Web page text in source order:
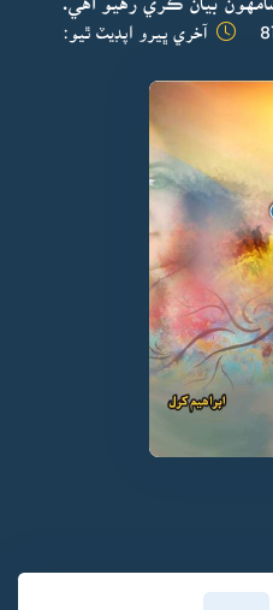
آخري ڀيرو اپڊيٽ ٿيو: